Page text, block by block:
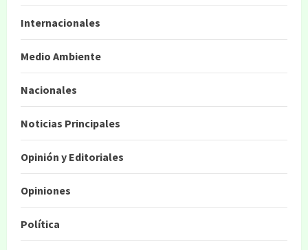
Internacionales
Medio Ambiente
Nacionales
Noticias Principales
Opinión y Editoriales
Opiniones
Política